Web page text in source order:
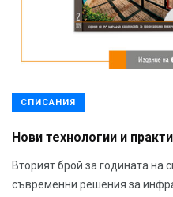
СПИСАНИЯ
Нови технологии и
Вторият брой за годината на
съвременни решения за